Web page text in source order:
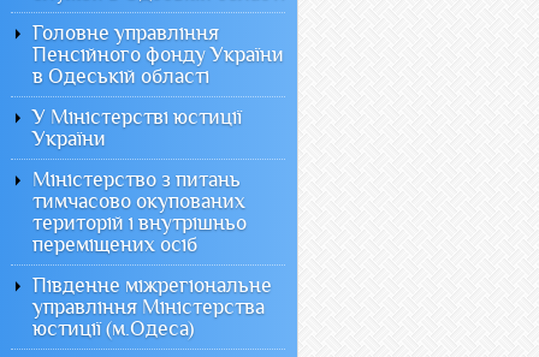
Головне управління
Пенсійного фонду України
в Одеській області
У Міністерстві юстиції
України
Міністерство з питань
тимчасово окупованих
територій і внутрішньо
переміщених осіб
Південне міжрегіональне
управління Міністерства
юстиції (м.Одеса)